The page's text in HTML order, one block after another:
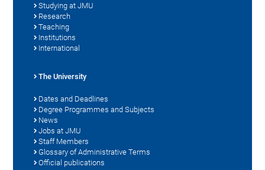
Studying at JMU
Research
Teaching
Institutions
International
The University
Dates and Deadlines
Degree Programmes and Subjects
News
Jobs at JMU
Staff Members
Glossary of Administrative Terms
Official publications